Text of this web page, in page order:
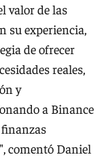
valor de las
su experiencia,
de ofrecer
reales,
y
a Binance
comentó Daniel